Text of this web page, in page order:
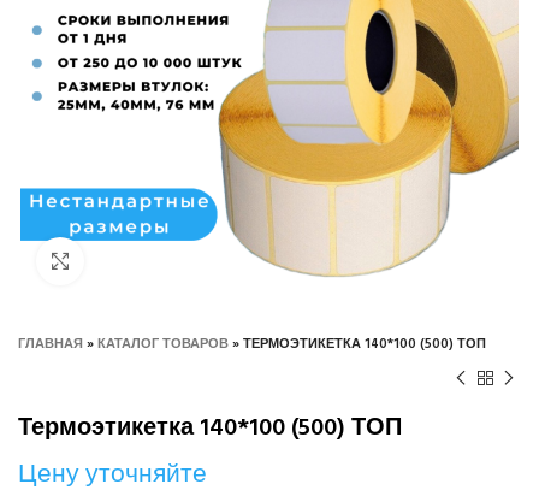
Нажмите, чтобы увеличить
ГЛАВНАЯ»КАТАЛОГ ТОВАРОВ»ТЕРМОЭТИКЕТКА 140*100 (500) ТОП
Термоэтикетка 140*100 (500) ТОП
Цену уточняйте